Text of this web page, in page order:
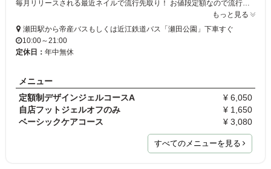
もっと見る
瀬田駅から帝産バスもしくは近江鉄道バス「瀬田公園」下車すぐ
10:00～21:00
定休日： 年中無休
メニュー
定額制デザインジェルコースA
¥ 6,050
自店フットジェルオフのみ
¥ 1,650
ベーシックケアコース
¥ 3,080
すべてのメニューを見る